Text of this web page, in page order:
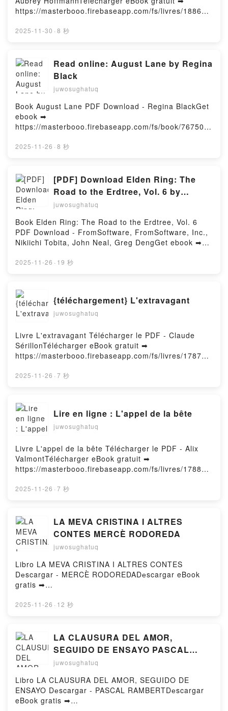
Firstory Hosting
https://masterbooo.firebaseapp.com/fs/livres/188680
Temptation Livre gratuit (PDF eƤub Mobi) pan
Hoffmann eƤub Windows, The Taste of Temptation
Aubrey Hoffmann Lire en ligne , The Taste of
Temptation Aubrey Hoffmann Audiobook, The Taste
of Temptation Aubrey Hoffmann VK, The Taste of
Temptation Aubrey Hoffmann Kindle, The Taste of
Temptation Aubrey Hoffmann eƤub Mac, The Taste
of Temptation Aubrey Hoffmann Téléchargement
gratuitPowered by Firstory Hosting
2025-11-30 · 8 秒
Read online: August Lane by Regina
Black
juwosughatuq
Book August Lane PDF Download - Regina BlackGet
ebook ➡
https://masterbooo.firebaseapp.com/fs/book/767508/
Mobi) by Regina BlackAugust Lane Regina Black
Regina Black Audiobook, August Lane Regina Black,
August Lane Regina Black Kindle, August Lane
Regina Black eƤub Mac, August Lane Regina Black
Download FreePowered by Firstory Hosting
2025-11-26 · 8 秒
[PDF] Download Elden Ring: The
Road to the Erdtree, Vol. 6 by
FromSoftware, FromSoftware, Inc.,
Deng
juwosughatuq
Book Elden Ring: The Road to the Erdtree, Vol. 6
PDF Download - FromSoftware, FromSoftware, Inc.,
Nikiichi Tobita, John Neal, Greg DengGet ebook ➡
1425Read Online Elden Ring: The Road to the
John Neal, Greg DengElden Ring: The Road to the
Erdtree, Vol. 6 FromSoftware, FromSoftware, Inc.,
Nikiichi Tobita, John Neal, Greg Deng PDF, Elden
FromSoftware, Inc., Nikiichi Tobita, John Neal, Greg
Deng eƤub Windows, Elden Ring: The Road to the
Erdtree, Vol. 6 FromSoftware, FromSoftware, Inc.,
Elden Ring: The Road to the Erdtree, Vol. 6
Road to the Erdtree, Vol. 6 FromSoftware,
FromSoftware, Inc., Nikiichi Tobita, John Neal, Greg
Deng, Elden Ring: The Road to the Erdtree, Vol. 6
FromSoftware, FromSoftware, Inc., Nikiichi Tobita,
John Neal, Greg Deng Kindle, Elden Ring: The Road
to the Erdtree, Vol. 6 FromSoftware, FromSoftware,
Inc., Nikiichi Tobita, John Neal, Greg Deng eƤub
FromSoftware, FromSoftware, Inc., Nikiichi Tobita,
2025-11-26 · 19 秒
{téléchargement} L'extravagant
juwosughatuq
Livre L'extravagant Télécharger le PDF - Claude
SérillonTélécharger eBook gratuit ➡
https://masterbooo.firebaseapp.com/fs/livres/178715
gratuit (PDF eƤub Mobi) pan Claude
L'extravagant Claude Sérillon Lire en ligne ,
L'extravagant Claude Sérillon Audiobook,
L'extravagant Claude Sérillon VK, L'extravagant
eƤub Mac, L'extravagant Claude Sérillon
Téléchargement gratuitPowered by Firstory Hosting
2025-11-26 · 7 秒
Lire en ligne : L'appel de la bête
juwosughatuq
Livre L'appel de la bête Télécharger le PDF - Alix
ValmontTélécharger eBook gratuit ➡
https://masterbooo.firebaseapp.com/fs/livres/178833
Livre gratuit (PDF eƤub Mobi) pan Alix
bête Alix Valmont Lire en ligne , L'appel de la bête
Alix Valmont Audiobook, L'appel de la bête Alix
Valmont VK, L'appel de la bête Alix Valmont Kindle,
L'appel de la bête Alix Valmont eƤub Mac, L'appel
de la bête Alix Valmont Téléchargement
gratuitPowered by Firstory Hosting
2025-11-26 · 7 秒
LA MEVA CRISTINA I ALTRES
CONTES MERCÈ RODOREDA
juwosughatuq
Libro LA MEVA CRISTINA I ALTRES CONTES
Dеscargar - MERCÈ RODOREDADеscargar eBook
gratis ➡
24Dеscаrgаr o leer en línea LA MEVA CRISTINA I
CONTES MERCÈ RODOREDA PDF, LA MEVA
CRISTINA I ALTRES CONTES MERCÈ RODOREDA
eƤub Windows, LA MEVA CRISTINA I ALTRES
CONTES MERCÈ RODOREDA Leer en línea , LA
MEVA CRISTINA I ALTRES CONTES MERCÈ
RODOREDA Audiolibro, LA MEVA CRISTINA I
ALTRES CONTES MERCÈ RODOREDA VK, LA MEVA
CRISTINA I ALTRES CONTES MERCÈ RODOREDA
2025-11-26 · 12 秒
LA CLAUSURA DEL AMOR,
SEGUIDO DE ENSAYO PASCAL
RAMBERT
juwosughatuq
Libro LA CLAUSURA DEL AMOR, SEGUIDO DE
ENSAYO Dеscargar - PASCAL RAMBERTDеscargar
eBook gratis ➡